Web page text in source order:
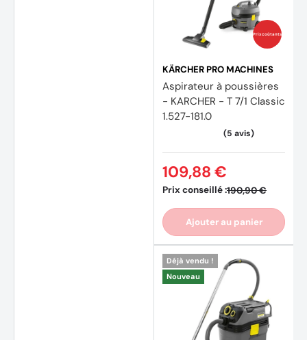
Prix coûtants
KÄRCHER PRO MACHINES
Aspirateur à poussières
- KARCHER - T 7/1 Classic
1.527-181.0
Prix conseillé :190,90 €
109,88 €
Ajouter au panier
Déjà vendu !
Nouveau